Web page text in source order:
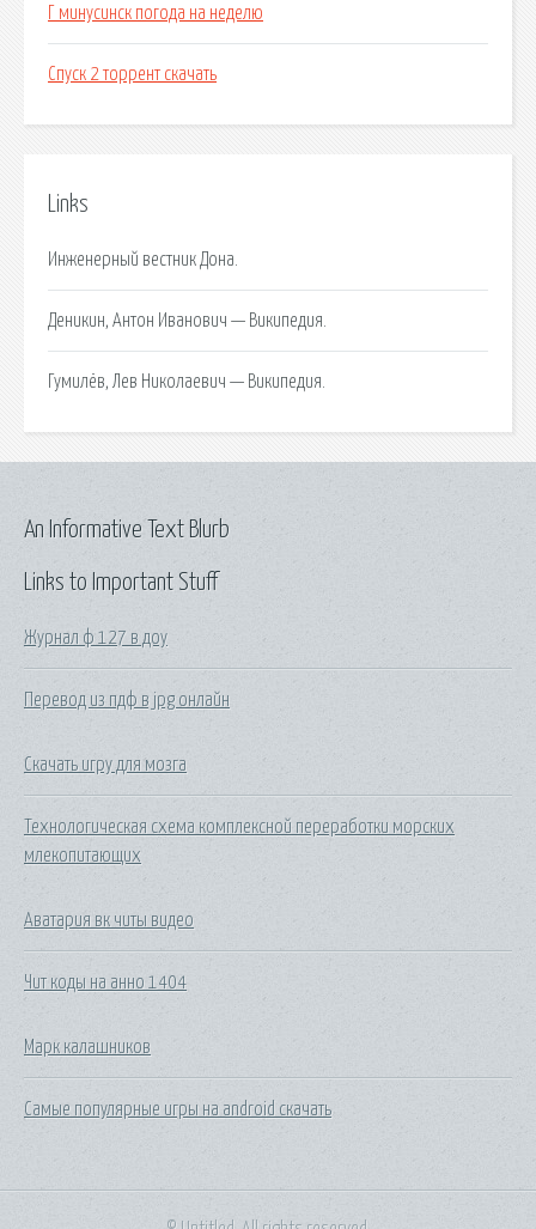
Г минусинск погода на неделю
Спуск 2 торрент скачать
Links
Инженерный вестник Дона.
Деникин, Антон Иванович — Википедия.
Гумилёв, Лев Николаевич — Википедия.
Links to Important Stuff
Журнал ф 127 в доу
Перевод из пдф в jpg онлайн
Скачать игру для мозга
Технологическая схема комплексной переработки морских
млекопитающих
Аватария вк читы видео
Чит коды на анно 1404
Марк калашников
Самые популярные игры на android скачать
An Informative Text Blurb